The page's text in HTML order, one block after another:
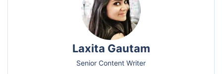
Laxita Gautam
Senior Content Writer